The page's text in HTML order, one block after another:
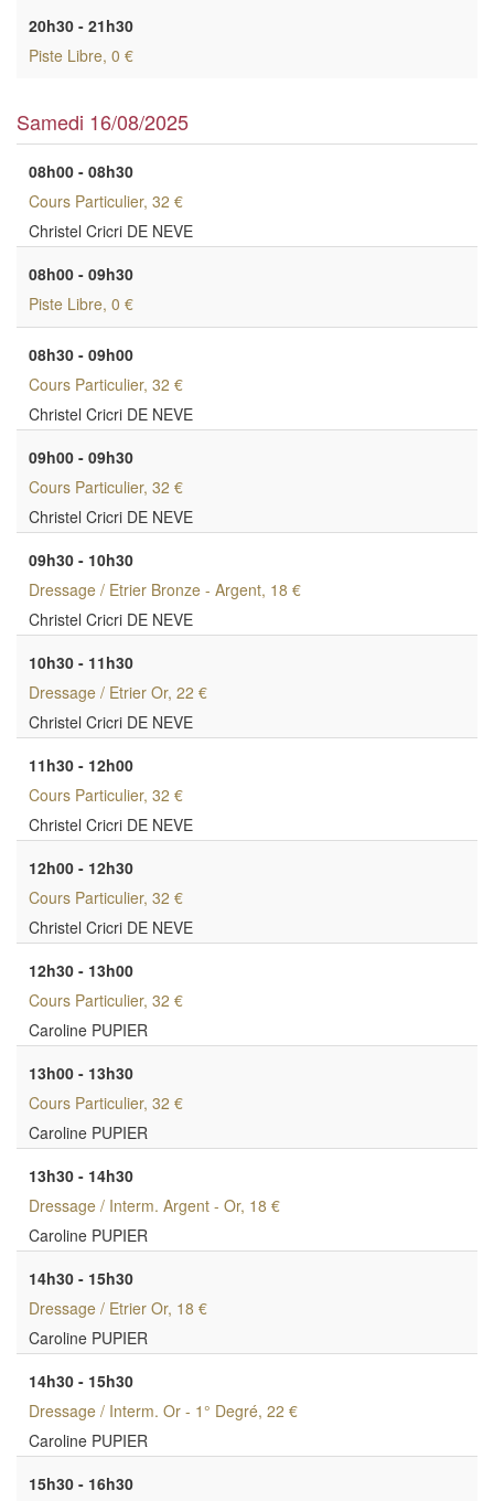
20h30 - 21h30
Piste Libre, 0 €
Samedi 16/08/2025
08h00 - 08h30
Cours Particulier, 32 €
Christel Cricri DE NEVE
08h00 - 09h30
Piste Libre, 0 €
08h30 - 09h00
Cours Particulier, 32 €
Christel Cricri DE NEVE
09h00 - 09h30
Cours Particulier, 32 €
Christel Cricri DE NEVE
09h30 - 10h30
Dressage / Etrier Bronze - Argent, 18 €
Christel Cricri DE NEVE
10h30 - 11h30
Dressage / Etrier Or, 22 €
Christel Cricri DE NEVE
11h30 - 12h00
Cours Particulier, 32 €
Christel Cricri DE NEVE
12h00 - 12h30
Cours Particulier, 32 €
Christel Cricri DE NEVE
12h30 - 13h00
Cours Particulier, 32 €
Caroline PUPIER
13h00 - 13h30
Cours Particulier, 32 €
Caroline PUPIER
13h30 - 14h30
Dressage / Interm. Argent - Or, 18 €
Caroline PUPIER
14h30 - 15h30
Dressage / Etrier Or, 18 €
Caroline PUPIER
14h30 - 15h30
Dressage / Interm. Or - 1° Degré, 22 €
Caroline PUPIER
15h30 - 16h30